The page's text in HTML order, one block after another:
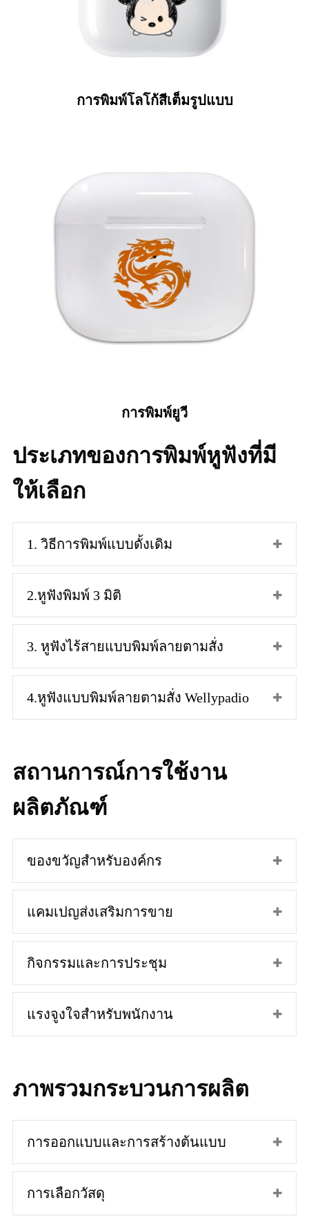
การพิมพ์โลโก้สีเต็มรูปแบบ
การพิมพ์ยูวี
ประเภทของการพิมพ์หูฟังที่มี
ให้เลือก
1. วิธีการพิมพ์แบบดั้งเดิม
2.หูฟังพิมพ์ 3 มิติ
3. หูฟังไร้สายแบบพิมพ์ลายตามสั่ง
4.หูฟังแบบพิมพ์ลายตามสั่ง Wellypadio
สถานการณ์การใช้งาน
ผลิตภัณฑ์
ของขวัญสำหรับองค์กร
แคมเปญส่งเสริมการขาย
กิจกรรมและการประชุม
แรงจูงใจสำหรับพนักงาน
ภาพรวมกระบวนการผลิต
การออกแบบและการสร้างต้นแบบ
การเลือกวัสดุ